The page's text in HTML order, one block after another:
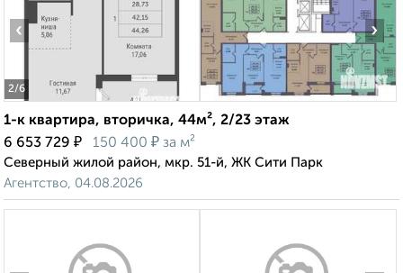
2/6
‹ ›
1-к квартира, вторичка, 44м², 2/23 этаж
6 653 729 ₽ 150 400 ₽ за м²
Северный жилой район, мкр. 51-й, ЖК Сити Парк
Агентство, 04.08.2026